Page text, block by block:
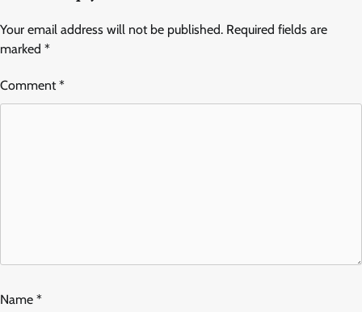
Your email address will not be published. Required fields are
marked *
Comment*
Name *